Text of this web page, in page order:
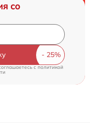
со
cполитикой